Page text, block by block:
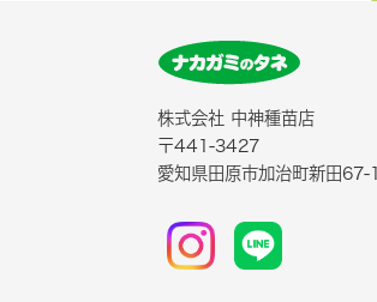
株式会社 中神種苗店
〒441-3427
愛知県田原市加治町新田67-1